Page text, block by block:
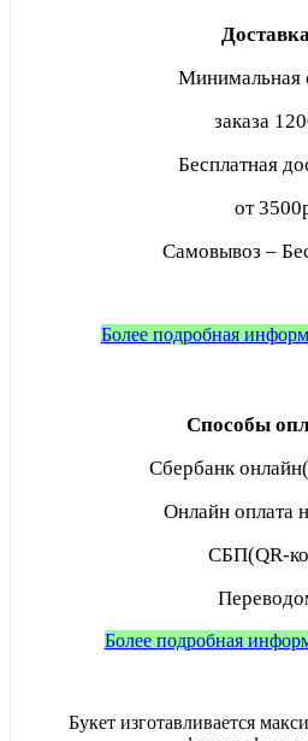
Минимальная
заказа
Бесплатная
от
Самовывоз –
Более подробная
Способы
Сбербанк
Онлайн оплата
СБП(QR-
Более подробная
Букет изготавливается